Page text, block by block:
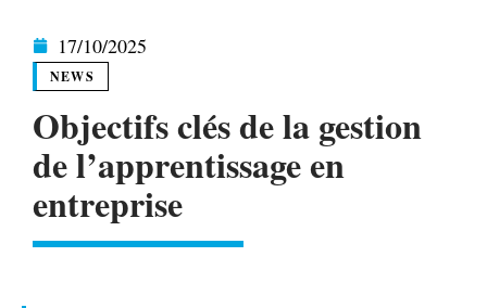
17/10/2025
NEWS
Objectifs clés de la gestion
de l’apprentissage en
entreprise